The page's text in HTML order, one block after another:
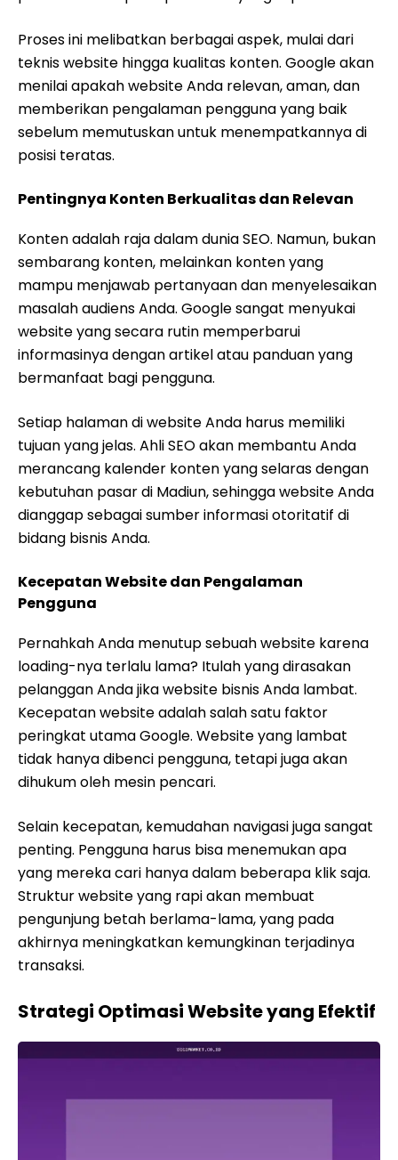
Proses ini melibatkan berbagai aspek, mulai dari
teknis website hingga kualitas konten. Google akan
menilai apakah website Anda relevan, aman, dan
memberikan pengalaman pengguna yang baik
sebelum memutuskan untuk menempatkannya di
posisi teratas.
Pentingnya Konten Berkualitas dan Relevan
Konten adalah raja dalam dunia SEO. Namun, bukan
sembarang konten, melainkan konten yang
mampu menjawab pertanyaan dan menyelesaikan
masalah audiens Anda. Google sangat menyukai
website yang secara rutin memperbarui
informasinya dengan artikel atau panduan yang
bermanfaat bagi pengguna.
Setiap halaman di website Anda harus memiliki
tujuan yang jelas. Ahli SEO akan membantu Anda
merancang kalender konten yang selaras dengan
kebutuhan pasar di Madiun, sehingga website Anda
dianggap sebagai sumber informasi otoritatif di
bidang bisnis Anda.
Kecepatan Website dan Pengalaman
Pengguna
Pernahkah Anda menutup sebuah website karena
loading-nya terlalu lama? Itulah yang dirasakan
pelanggan Anda jika website bisnis Anda lambat.
Kecepatan website adalah salah satu faktor
peringkat utama Google. Website yang lambat
tidak hanya dibenci pengguna, tetapi juga akan
dihukum oleh mesin pencari.
Selain kecepatan, kemudahan navigasi juga sangat
penting. Pengguna harus bisa menemukan apa
yang mereka cari hanya dalam beberapa klik saja.
Struktur website yang rapi akan membuat
pengunjung betah berlama-lama, yang pada
akhirnya meningkatkan kemungkinan terjadinya
transaksi.
Strategi Optimasi Website yang Efektif